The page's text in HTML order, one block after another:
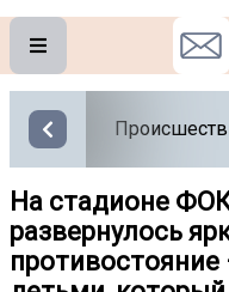
На стадионе
развернулось